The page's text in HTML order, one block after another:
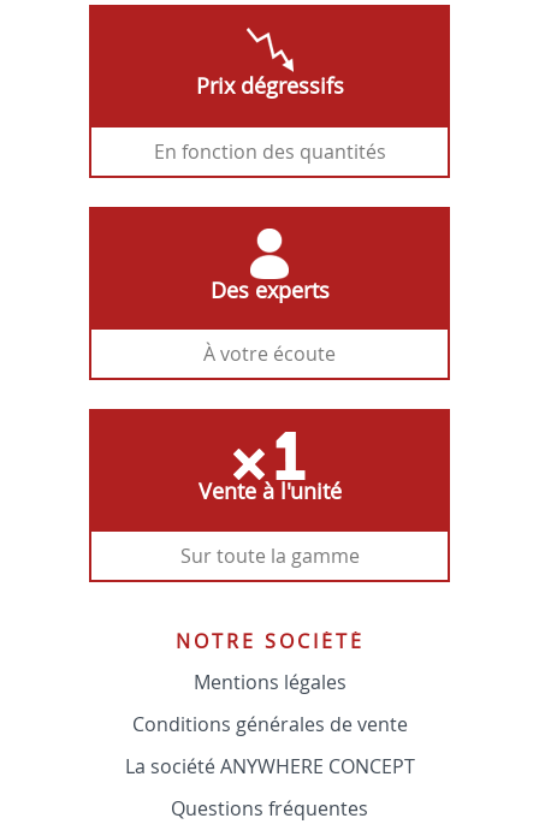
Prix dégressifs
En fonction des quantités
Des experts
À votre écoute
Vente à l'unité
Sur toute la gamme
NOTRE SOCIÉTÉ
Mentions légales
Conditions générales de vente
La société ANYWHERE CONCEPT
Questions fréquentes